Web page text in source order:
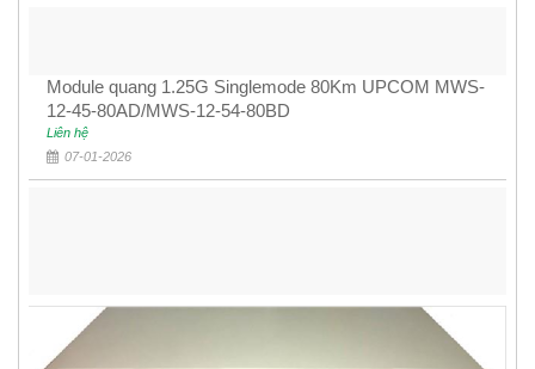
Module quang 1.25G Singlemode 80Km UPCOM MWS-
12-45-80AD/MWS-12-54-80BD
Liên hệ
07-01-2026